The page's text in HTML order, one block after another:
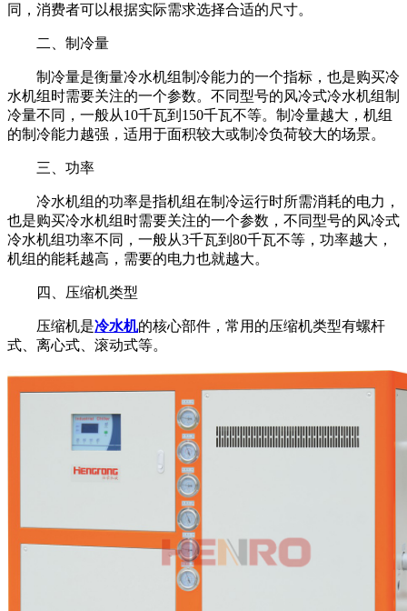
同，消费者可以根据实际需求选择合适的尺寸。
二、制冷量
制冷量是衡量冷水机组制冷能力的一个指标，也是购买冷
水机组时需要关注的一个参数。不同型号的风冷式冷水机组制
冷量不同，一般从10千瓦到150千瓦不等。制冷量越大，机组
的制冷能力越强，适用于面积较大或制冷负荷较大的场景。
三、功率
冷水机组的功率是指机组在制冷运行时所需消耗的电力，
也是购买冷水机组时需要关注的一个参数，不同型号的风冷式
冷水机组功率不同，一般从3千瓦到80千瓦不等，功率越大，
机组的能耗越高，需要的电力也就越大。
四、压缩机类型
压缩机是冷水机的核心部件，常用的压缩机类型有螺杆
式、离心式、滚动式等。